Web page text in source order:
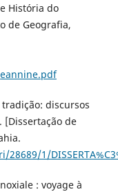
História do
de Geografia,
discursos
[Dissertação de
1/
: voyage à